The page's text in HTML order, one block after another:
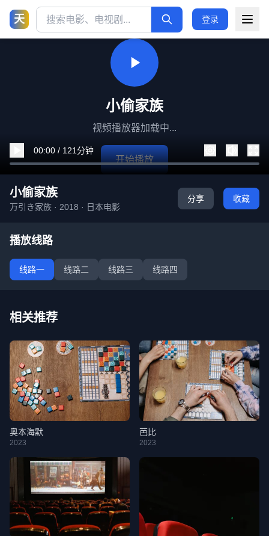
天 登录
小偷家族
视频播放器加载中...
开始播放
00:00 / 121分钟
小偷家族
万引き家族 · 2018 · 日本电影
分享 收藏
播放线路
线路一 线路二 线路三 线路四
相关推荐
奥本海默
2023
芭比
2023